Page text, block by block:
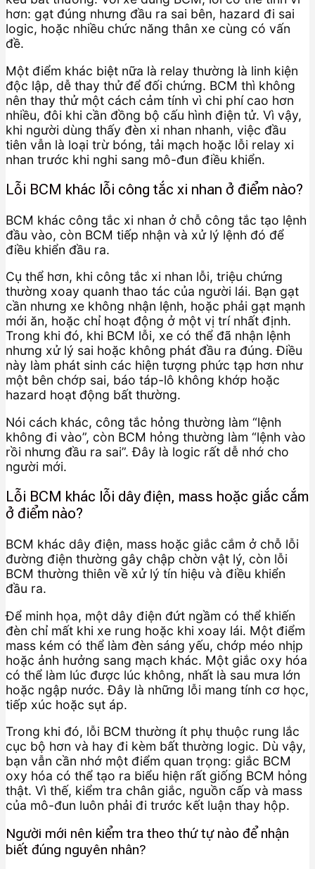
hơn: gạt đúng nhưng đầu ra sai bên, hazard đi sai
logic, hoặc nhiều chức năng thân xe cùng có vấn
đề.
Một điểm khác biệt nữa là relay thường là linh kiện
độc lập, dễ thay thử để đối chứng. BCM thì không
nên thay thử một cách cảm tính vì chi phí cao hơn
nhiều, đôi khi cần đồng bộ cấu hình điện tử. Vì vậy,
khi người dùng thấy đèn xi nhan nhanh, việc đầu
tiên vẫn là loại trừ bóng, tải mạch hoặc lỗi relay xi
nhan trước khi nghi sang mô-đun điều khiển.
Lỗi BCM khác lỗi công tắc xi nhan ở điểm nào?
BCM khác công tắc xi nhan ở chỗ công tắc tạo lệnh
đầu vào, còn BCM tiếp nhận và xử lý lệnh đó để
điều khiển đầu ra.
Cụ thể hơn, khi công tắc xi nhan lỗi, triệu chứng
thường xoay quanh thao tác của người lái. Bạn gạt
cần nhưng xe không nhận lệnh, hoặc phải gạt mạnh
mới ăn, hoặc chỉ hoạt động ở một vị trí nhất định.
Trong khi đó, khi BCM lỗi, xe có thể đã nhận lệnh
nhưng xử lý sai hoặc không phát đầu ra đúng. Điều
này làm phát sinh các hiện tượng phức tạp hơn như
một bên chớp sai, báo táp-lô không khớp hoặc
hazard hoạt động bất thường.
Nói cách khác, công tắc hỏng thường làm “lệnh
không đi vào”, còn BCM hỏng thường làm “lệnh vào
rồi nhưng đầu ra sai”. Đây là logic rất dễ nhớ cho
người mới.
Lỗi BCM khác lỗi dây điện, mass hoặc giắc cắm
ở điểm nào?
BCM khác dây điện, mass hoặc giắc cắm ở chỗ lỗi
đường điện thường gây chập chờn vật lý, còn lỗi
BCM thường thiên về xử lý tín hiệu và điều khiển
đầu ra.
Để minh họa, một dây điện đứt ngầm có thể khiến
đèn chỉ mất khi xe rung hoặc khi xoay lái. Một điểm
mass kém có thể làm đèn sáng yếu, chớp méo nhịp
hoặc ảnh hưởng sang mạch khác. Một giắc oxy hóa
có thể làm lúc được lúc không, nhất là sau mưa lớn
hoặc ngập nước. Đây là những lỗi mang tính cơ học,
tiếp xúc hoặc sụt áp.
Trong khi đó, lỗi BCM thường ít phụ thuộc rung lắc
cục bộ hơn và hay đi kèm bất thường logic. Dù vậy,
bạn vẫn cần nhớ một điểm quan trọng: giắc BCM
oxy hóa có thể tạo ra biểu hiện rất giống BCM hỏng
thật. Vì thế, kiểm tra chân giắc, nguồn cấp và mass
của mô-đun luôn phải đi trước kết luận thay hộp.
Người mới nên kiểm tra theo thứ tự nào để nhận
biết đúng nguyên nhân?